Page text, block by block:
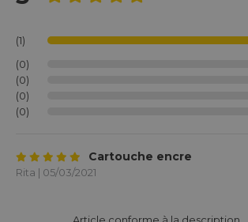
(1)
(0)
(0)
(0)
(0)
Cartouche encre
Rita | 05/03/2021